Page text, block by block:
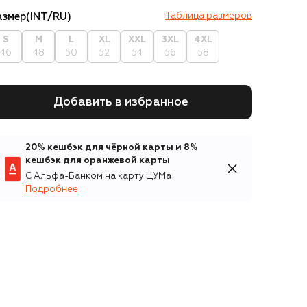
(INT/RU) Таблица размеров
S
46
M
48
L
50
XL
52
XXL
54
3XL
56
4XL
58
Добавить в избранное
20% кешбэк для чёрной карты и 8%
кешбэк для оранжевой карты
С Альфа-Банком на карту ЦУМа
Подробнее